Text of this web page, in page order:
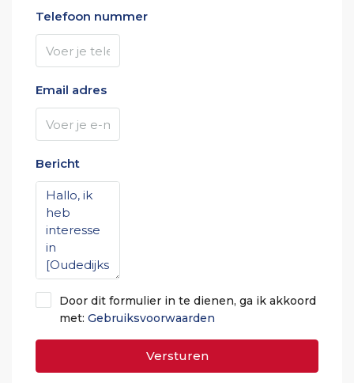
Telefoon nummer
Email adres
Bericht
Door dit formulier in te dienen, ga ik akkoord
met: Gebruiksvoorwaarden
Versturen